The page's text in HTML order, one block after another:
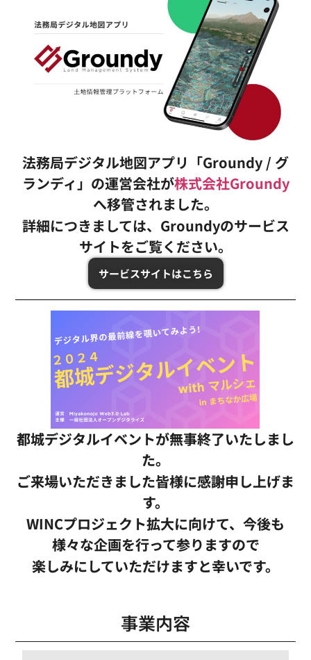
法務局デジタル地図アプリ「Groundy / グ
ランディ」の運営会社が株式会社Groundy
へ移管されました。
詳細につきましては、Groundyのサービス
サイトをご覧ください。
サービスサイトはこちら
都城デジタルイベントが無事終了いたしまし
た。
ご来場いただきました皆様に感謝申し上げま
す。
WINCプロジェクト拡大に向けて、今後も
様々な企画を行って参りますので
楽しみにしていただけますと幸いです。
事業内容